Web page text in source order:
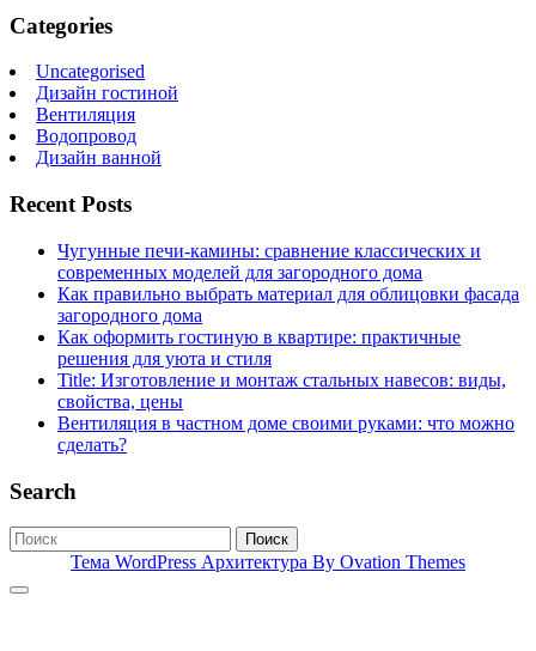
Categories
Uncategorised
Дизайн гостиной
Вентиляция
Водопровод
Дизайн ванной
Recent Posts
Чугунные печи-камины: сравнение классических и
современных моделей для загородного дома
Как правильно выбрать материал для облицовки фасада
загородного дома
Как оформить гостиную в квартире: практичные
решения для уюта и стиля
Title: Изготовление и монтаж стальных навесов: виды,
свойства, цены
Вентиляция в частном доме своими руками: что можно
сделать?
Search
Поиск
Тема WordPress Архитектура By Ovation Themes